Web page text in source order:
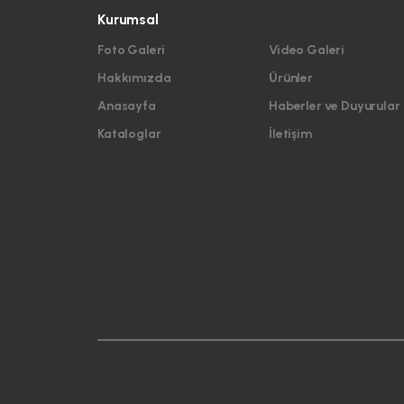
Kurumsal
Foto Galeri
Hakkımızda
Anasayfa
Kataloglar
Video Galeri
Ürünler
Haberler ve Duyurular
İletişim